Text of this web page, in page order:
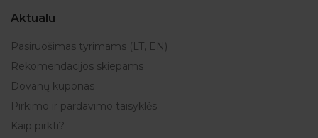
Aktualu
Pasiruošimas tyrimams (LT, EN)
Rekomendacijos skiepams
Dovanų kuponas
Pirkimo ir pardavimo taisyklės
Kaip pirkti?